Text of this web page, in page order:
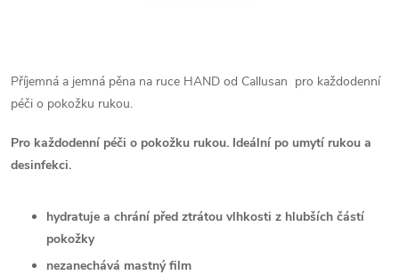
Příjemná a jemná pěna na ruce HAND od Callusan pro každodenní
péči o pokožku rukou.
Pro každodenní péči o pokožku rukou. Ideální po umytí rukou a
desinfekci.
hydratuje a chrání před ztrátou vlhkosti z hlubších částí
pokožky
nezanechává mastný film